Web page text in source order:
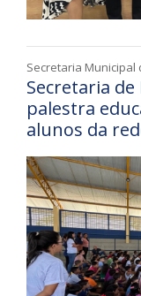
Secretaria Municipal
Secretaria
palestra
alunos da